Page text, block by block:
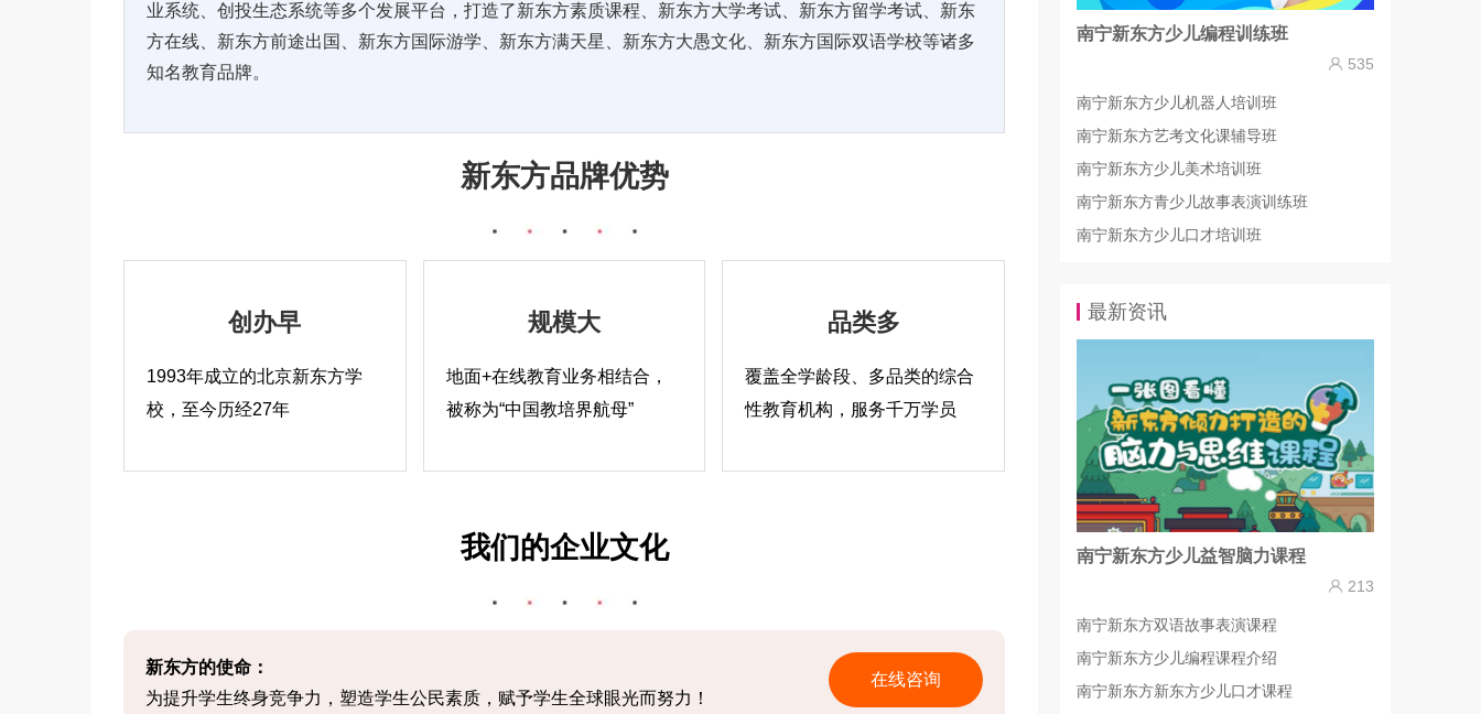
业系统、创投生态系统等多个发展平台，打造了新东方素质课程、新东方大学考试、新东方留学考试、新东
方在线、新东方前途出国、新东方国际游学、新东方满天星、新东方大愚文化、新东方国际双语学校等诸多
知名教育品牌。
新东方品牌优势
创办早
1993年成立的北京新东方学
校，至今历经27年
规模大
地面+在线教育业务相结合，
被称为“中国教培界航母”
品类多
覆盖全学龄段、多品类的综合
性教育机构，服务千万学员
我们的企业文化
新东方的使命：
为提升学生终身竞争力，塑造学生公民素质，赋予学生全球眼光而努力！
在线咨询
南宁新东方少儿编程训练班
535
南宁新东方少儿机器人培训班
南宁新东方艺考文化课辅导班
南宁新东方少儿美术培训班
南宁新东方青少儿故事表演训练班
南宁新东方少儿口才培训班
最新资讯
南宁新东方少儿益智脑力课程
213
南宁新东方双语故事表演课程
南宁新东方少儿编程课程介绍
南宁新东方新东方少儿口才课程